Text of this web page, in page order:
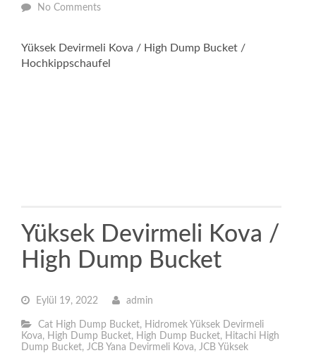
No Comments
Yüksek Devirmeli Kova / High Dump Bucket /
Hochkippschaufel
Yüksek Devirmeli Kova /
High Dump Bucket
Eylül 19, 2022 admin
Cat High Dump Bucket, Hidromek Yüksek Devirmeli
Kova, High Dump Bucket, High Dump Bucket, Hitachi High
Dump Bucket, JCB Yana Devirmeli Kova, JCB Yüksek